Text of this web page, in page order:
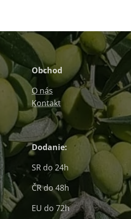
Obchod
O nás
Kontakt
Dodanie:
SR do 24h
ČR do 48h
EU do 72h